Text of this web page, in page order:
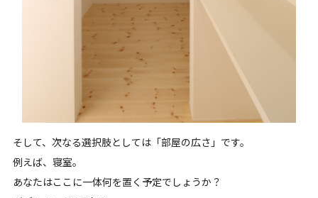
そして、次なる選択肢としては「部屋の広さ」です。
例えば、寝室。
あなたはここに一体何を置く予定でしょうか？